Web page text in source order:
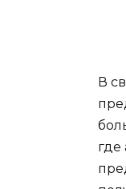
В
где